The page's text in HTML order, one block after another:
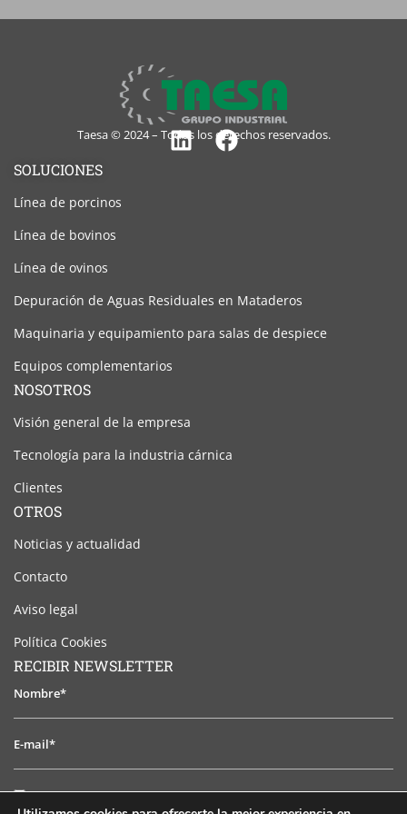
Taesa © 2024 – Todos los derechos reservados.
SOLUCIONES
Línea de porcinos
Línea de bovinos
Línea de ovinos
Depuración de Aguas Residuales en Mataderos
Maquinaria y equipamiento para salas de despiece
Equipos complementarios
NOSOTROS
Visión general de la empresa
Tecnología para la industria cárnica
Clientes
OTROS
Noticias y actualidad
Contacto
Aviso legal
Política Cookies
RECIBIR NEWSLETTER
Nombre*
E-
He
leido
He leido y acepto el aviso legal